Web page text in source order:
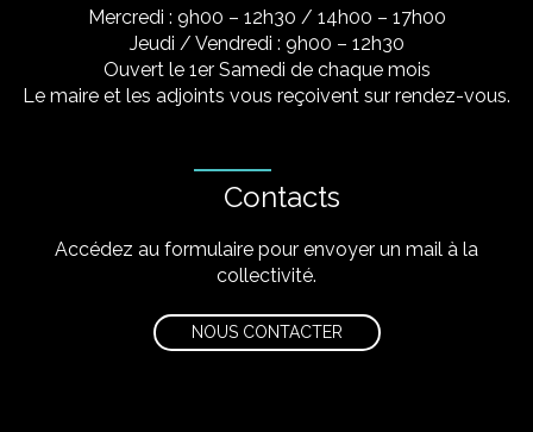
Mercredi : 9h00 – 12h30 / 14h00 – 17h00
Jeudi / Vendredi : 9h00 – 12h30
Ouvert le 1er Samedi de chaque mois
Le maire et les adjoints vous reçoivent sur rendez-vous.
Contacts
Accédez au formulaire pour envoyer un mail à la
collectivité.
NOUS CONTACTER